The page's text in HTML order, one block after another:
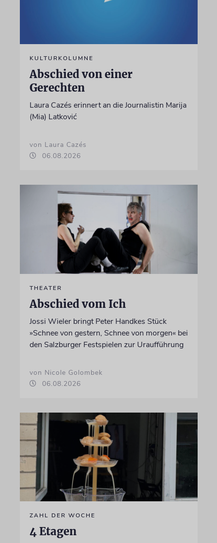
KULTURKOLUMNE
Abschied von einer
Gerechten
Laura Cazés erinnert an die Journalistin Marija
(Mia) Latković
von Laura Cazés
06.08.2026
THEATER
Abschied vom Ich
Jossi Wieler bringt Peter Handkes Stück
»Schnee von gestern, Schnee von morgen« bei
den Salzburger Festspielen zur Uraufführung
von Nicole Golombek
06.08.2026
ZAHL DER WOCHE
4 Etagen